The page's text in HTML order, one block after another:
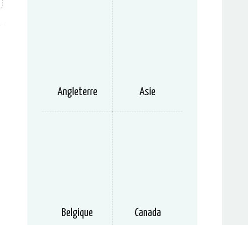
Angleterre Asie
Belgique Canada